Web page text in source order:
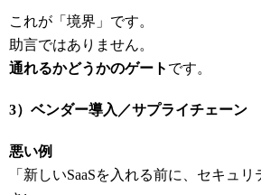
これが「境界」です。
助言ではありません。
通れるかどうかのゲート です。
3）ベンダー導入／サプライチェーン
悪い例
「新しいSaaSを入れる前に、セキュ